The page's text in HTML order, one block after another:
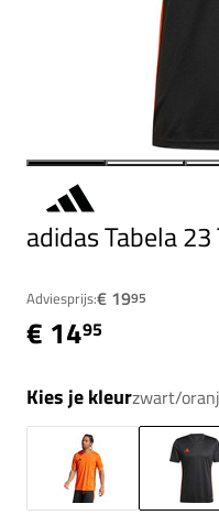
adidas Tabela
Adviesprijs:€ 1995
€ 1495
Kies je kleurzwart/